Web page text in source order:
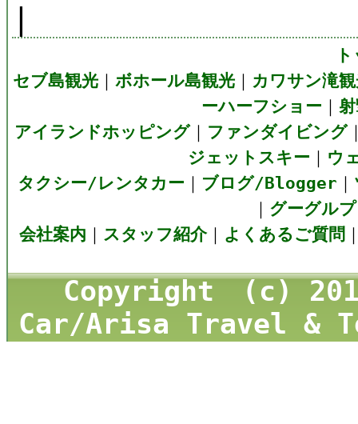
|
セブ島観光｜ ボホール島観光｜ カワサン滝
ーハーフショー ｜
アイランドホッピング｜ ファンダイビング
ジェットスキー ｜ ウ
タクシー/レンタカー ｜ ブログ/Blogger ｜
｜ グーグル
会社案内 ｜ スタッフ紹介｜ よくあるご質問
Copyright (c)
Car/Arisa Travel &